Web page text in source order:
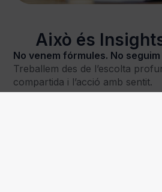
Això és
No venem fórmules. No
Treballem des de l’escolta
compartida i l’acció amb sentit.